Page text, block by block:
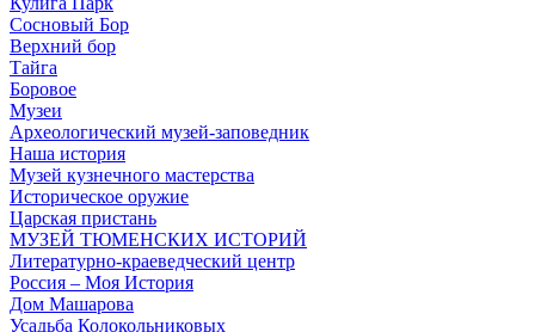
Сосновый Бор
Верхний бор
Тайга
Боровое
Музеи
Археологический музей-заповедник
Наша история
Музей кузнечного мастерства
Историческое оружие
Царская пристань
МУЗЕЙ ТЮМЕНСКИХ ИСТОРИЙ
Литературно-краеведческий центр
Россия – Моя История
Дом Машарова
Усадьба Колокольниковых